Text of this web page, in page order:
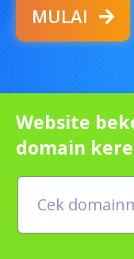
MULAI
Website
domain